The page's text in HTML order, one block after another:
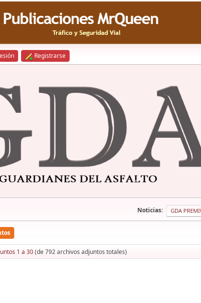
Registrarse
Noticias: GDA
1 a 30(de 792 archivos adjuntos totales)